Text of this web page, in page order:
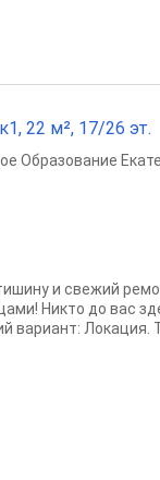
22 м², 17/26 эт.
Образование
и свежий
Никто до вас
вариант: Локация.